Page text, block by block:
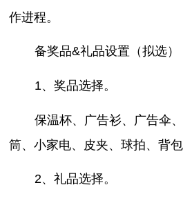
作进程。
备奖品&礼品设置（拟选）
1、奖品选择。
保温杯、广告衫、广告伞
筒、小家电、皮夹、球拍、背
2、礼品选择。